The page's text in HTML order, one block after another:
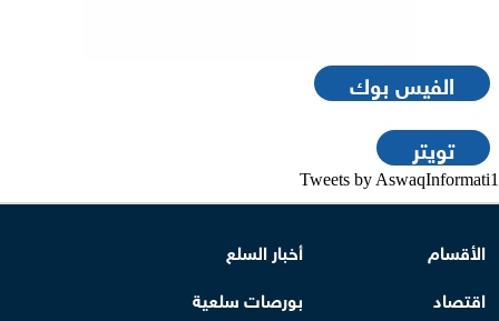
الفيس بوك
تويتر
Tweets by AswaqInformati1
الأقسام
أخبار السلع
اقتصاد
بورصات سلعية